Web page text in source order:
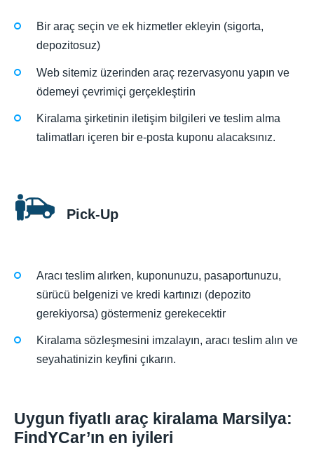
Bir araç seçin ve ek hizmetler ekleyin (sigorta,
depozitosuz)
Web sitemiz üzerinden araç rezervasyonu yapın ve
ödemeyi çevrimiçi gerçekleştirin
Kiralama şirketinin iletişim bilgileri ve teslim alma
talimatları içeren bir e-posta kuponu alacaksınız.
Pick-Up
Aracı teslim alırken, kuponunuzu, pasaportunuzu,
sürücü belgenizi ve kredi kartınızı (depozito
gerekiyorsa) göstermeniz gerekecektir
Kiralama sözleşmesini imzalayın, aracı teslim alın ve
seyahatinizin keyfini çıkarın.
Uygun fiyatlı araç kiralama Marsilya:
FindYCar’ın en iyileri